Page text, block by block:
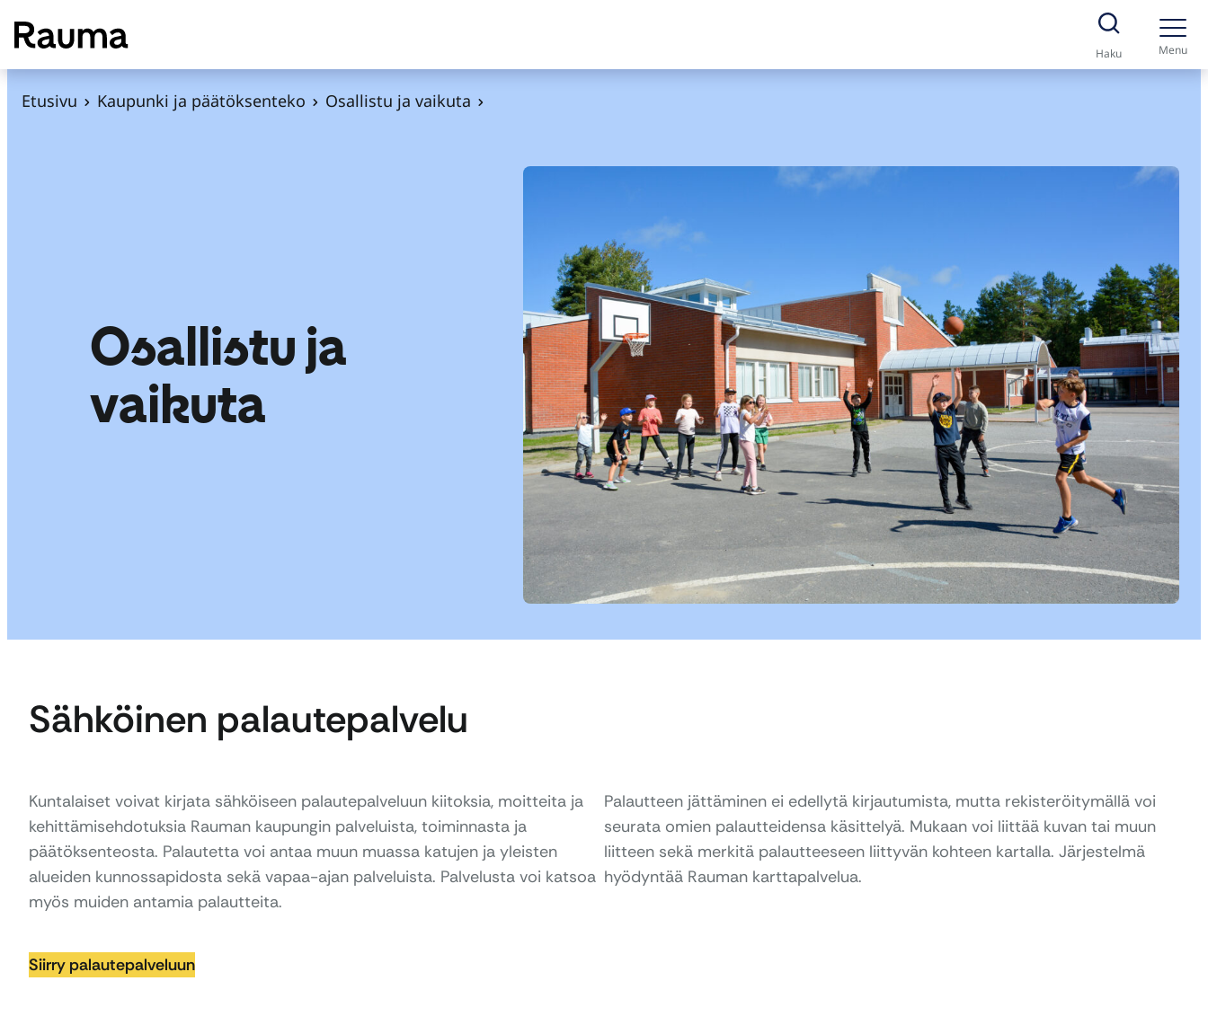
S
i
Haku Menu
Etusivu Kaupunki ja päätöksenteko Osallistu ja vaikuta
Osallistu ja
vaikuta
Sähköinen palautepalvelu
Kuntalaiset voivat kirjata sähköiseen palautepalveluun kiitoksia, moitteita ja
kehittämisehdotuksia Rauman kaupungin palveluista, toiminnasta ja
päätöksenteosta. Palautetta voi antaa muun muassa katujen ja yleisten
alueiden kunnossapidosta sekä vapaa-ajan palveluista. Palvelusta voi katsoa
myös muiden antamia palautteita.
Palautteen jättäminen ei edellytä kirjautumista, mutta rekisteröitymällä voi
seurata omien palautteidensa käsittelyä. Mukaan voi liittää kuvan tai muun
liitteen sekä merkitä palautteeseen liittyvän kohteen kartalla. Järjestelmä
hyödyntää Rauman karttapalvelua.
Siirry palautepalveluun